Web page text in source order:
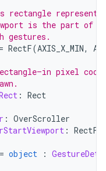
rectangle
is the part of
gestures.
= RectF(AXIS_X_MIN,
pixel
: Rect
: OverScroller
: RectF
= object :